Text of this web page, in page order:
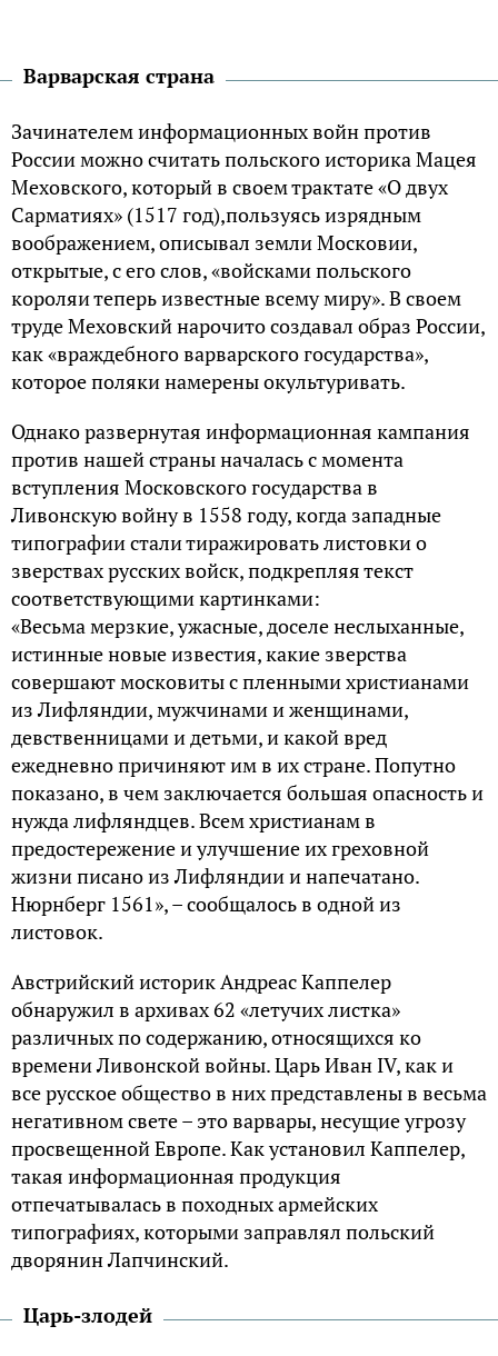
Варварская страна
Зачинателем информационных войн против
России можно считать польского историка Мацея
Меховского, который в своем трактате «О двух
Сарматиях» (1517 год),пользуясь изрядным
воображением, описывал земли Московии,
открытые, с его слов, «войсками польского
короляи теперь известные всему миру». В своем
труде Меховский нарочито создавал образ России,
как «враждебного варварского государства»,
которое поляки намерены окультуривать.
Однако развернутая информационная кампания
против нашей страны началась с момента
вступления Московского государства в
Ливонскую войну в 1558 году, когда западные
типографии стали тиражировать листовки о
зверствах русских войск, подкрепляя текст
соответствующими картинками:
«Весьма мерзкие, ужасные, доселе неслыханные,
истинные новые известия, какие зверства
совершают московиты с пленными христианами
из Лифляндии, мужчинами и женщинами,
девственницами и детьми, и какой вред
ежедневно причиняют им в их стране. Попутно
показано, в чем заключается большая опасность и
нужда лифляндцев. Всем христианам в
предостережение и улучшение их греховной
жизни писано из Лифляндии и напечатано.
Нюрнберг 1561», – сообщалось в одной из
листовок.
Австрийский историк Андреас Каппелер
обнаружил в архивах 62 «летучих листка»
различных по содержанию, относящихся ко
времени Ливонской войны. Царь Иван IV, как и
все русское общество в них представлены в весьма
негативном свете – это варвары, несущие угрозу
просвещенной Европе. Как установил Каппелер,
такая информационная продукция
отпечатывалась в походных армейских
типографиях, которыми заправлял польский
дворянин Лапчинский.
Царь-злодей